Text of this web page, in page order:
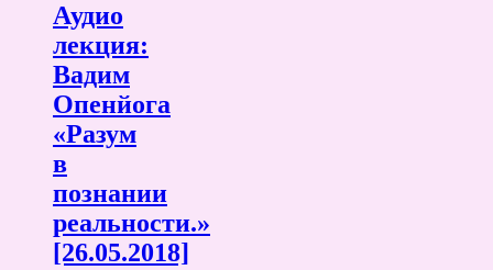
Аудио
лекция:
Вадим
Опенйога
«Разум
в
познании
реальности.»
[26.05.2018]